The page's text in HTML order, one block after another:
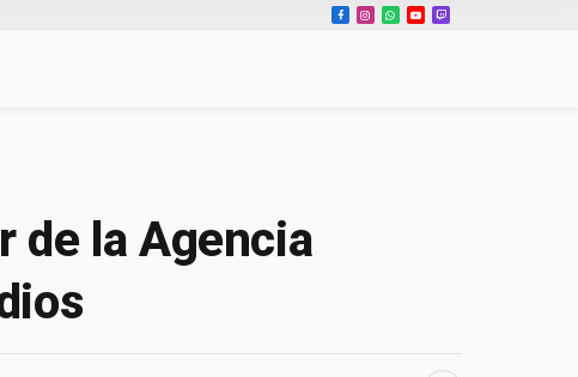
Facebook
Instagram
WhatsApp
YouTube
Twitch
de la Agencia